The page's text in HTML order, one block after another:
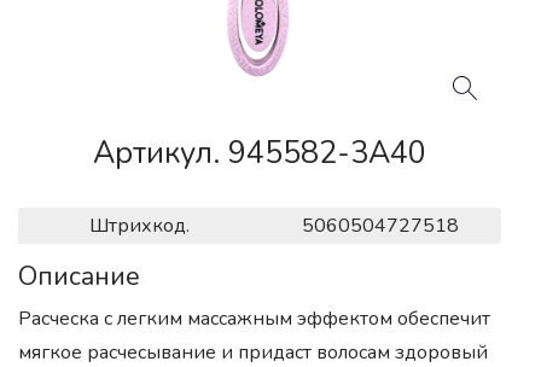
Артикул. 945582-3A40
Штрихкод. 5060504727518
Описание
Расческа с легким массажным эффектом обеспечит
мягкое расчесывание и придаст волосам здоровый